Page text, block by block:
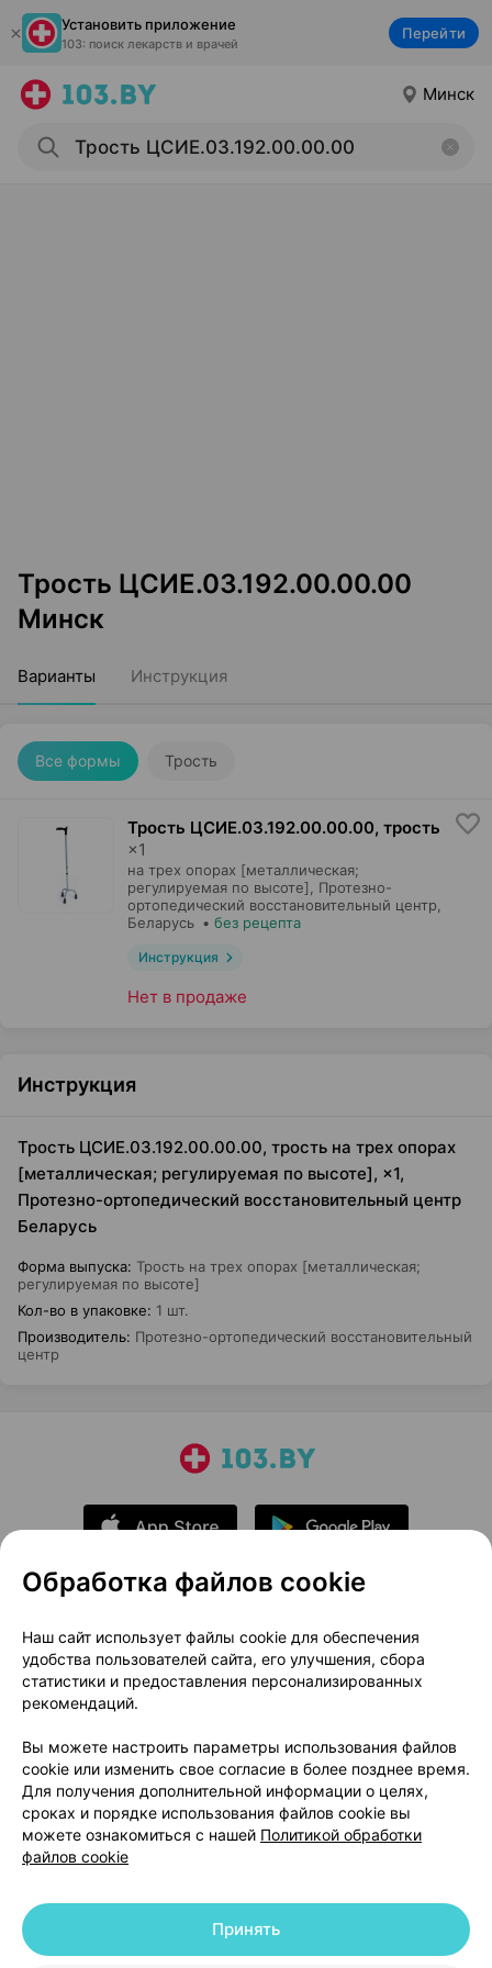
Установить приложение
103: поиск лекарств и врачей
Перейти
Минск
Трость ЦСИЕ.03.192.00.00.00
Минск
Варианты Инструкция
Все формы Трость
Трость ЦСИЕ.03.192.00.00.00, трость
×1
на трех опорах [металлическая;
регулируемая по высоте],
Протезно-
ортопедический восстановительный центр
Беларусь • без рецепта
Инструкция
Нет в продаже
Инструкция
Трость ЦСИЕ.03.192.00.00.00, трость на трех опорах
[металлическая; регулируемая по высоте], ×1,
Протезно-ортопедический восстановительный центр
Беларусь
Форма выпуска: Трость на трех опорах [металлическая;
регулируемая по высоте]
Кол-во в упаковке: 1 шт.
Производитель: Протезно-ортопедический восстановительный
центр
О проекте
Новости проекта
Размещение рекламы
Медицинский маркетинг
Публичный договор
Доставка
Способы оплаты
Вакансии
Партнеры
Написать руководителю 103.by
Написать в поддержку
Персональные настройки Cookie
© 2026 ООО «Артокс Лаб», УНП 191700409 | 220012, Республика Беларусь,
Обработка файлов cookie
Наш сайт использует файлы cookie для обеспечения
удобства пользователей сайта, его улучшения, сбора
статистики и предоставления персонализированных
рекомендаций.
Вы можете настроить параметры использования файлов
cookie или изменить свое согласие в более позднее время.
Для получения дополнительной информации о целях,
сроках и порядке использования файлов cookie вы
можете ознакомиться с нашей Политикой обработки
файлов cookie
Принять